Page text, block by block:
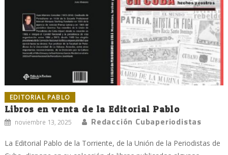
EDITORIAL PABLO
Libros en venta de la Editorial Pablo
noviembre 13, 2025 Redacción Cubaperiodistas
La Editorial Pablo de la Torriente, de la Unión de la Periodistas de